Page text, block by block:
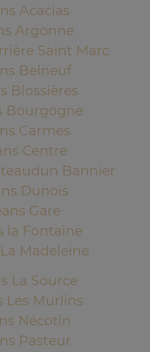
Acacias
Argonne
Saint Marc
Belneuf
Blossières
Bourgogne
Carmes
Centre
Bannier
Dunois
Gare
la Fontaine
Madeleine
La Source
Les Murlins
Nécotin
Pasteur